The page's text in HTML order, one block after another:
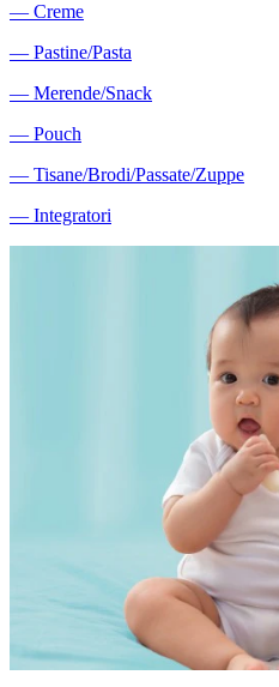
― Creme
― Pastine/Pasta
― Merende/Snack
― Pouch
― Tisane/Brodi/Passate/Zuppe
― Integratori